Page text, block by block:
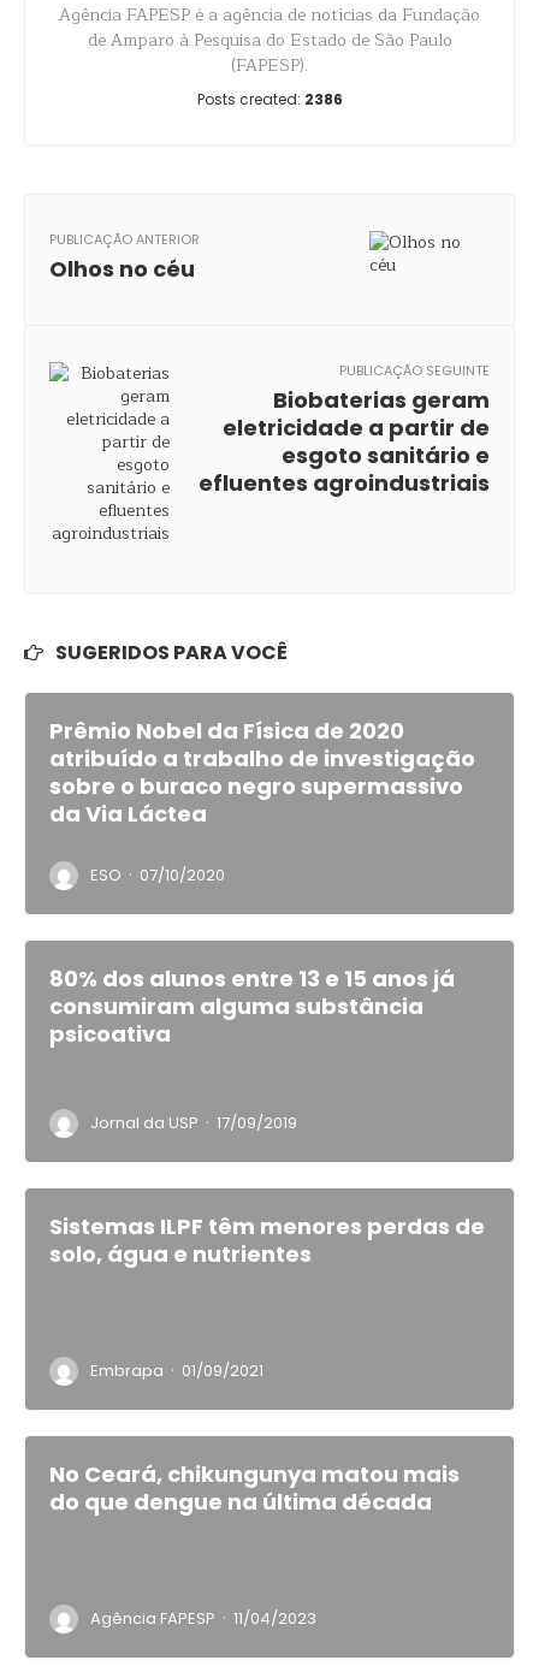
Agência FAPESP é a agência de notícias da Fundação
de Amparo à Pesquisa do Estado de São Paulo
(FAPESP).
Posts created: 2386
PUBLICAÇÃO ANTERIOR
Olhos no céu
PUBLICAÇÃO SEGUINTE
Biobaterias geram
eletricidade a partir de
esgoto sanitário e
efluentes agroindustriais
SUGERIDOS PARA VOCÊ
Prêmio Nobel da Física de 2020
atribuído a trabalho de investigação
sobre o buraco negro supermassivo
da Via Láctea
ESO · 07/10/2020
80% dos alunos entre 13 e 15 anos já
consumiram alguma substância
psicoativa
Jornal da USP · 17/09/2019
Sistemas ILPF têm menores perdas de
solo, água e nutrientes
Embrapa · 01/09/2021
No Ceará, chikungunya matou mais
do que dengue na última década
Agência FAPESP · 11/04/2023